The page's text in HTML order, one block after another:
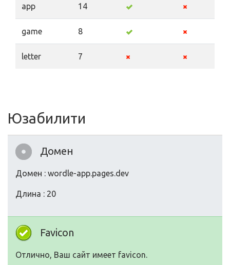
app 14
game 8
letter 7
Юзабилити
Домен
Домен : wordle-app.pages.dev
Длина : 20
Favicon
Отлично, Ваш сайт имеет favicon.